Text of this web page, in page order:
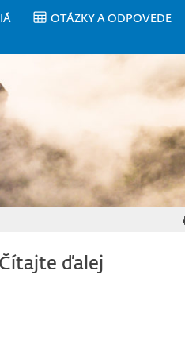
OTÁZKY A ODPOVEDE
ďalej